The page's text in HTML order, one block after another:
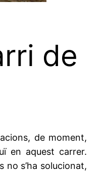
de
de moment,
en aquest carrer.
no s’ha solucionat,